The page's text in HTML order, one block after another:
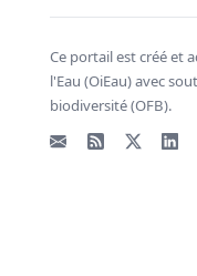
Ce portail est créé et
l'Eau (OiEau) avec
biodiversité (OFB).